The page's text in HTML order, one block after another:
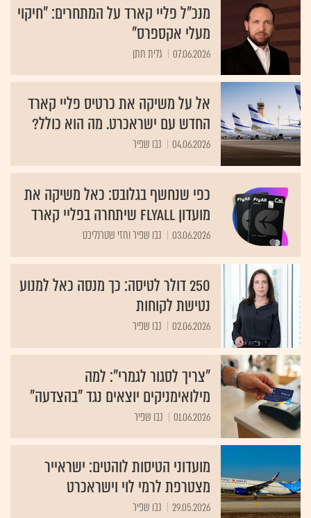
מנכ"ל פליי קארד על המתחרים: "חיקוי
מעלי אקספרס"
07.06.2026 גלית חתן
אל על משיקה את כרטיס פליי קארד
החדש עם ישראכרט. מה הוא כולל?
04.06.2026 נבו שפיר
כפי שנחשף בגלובס: כאל משיקה את
מועדון FlyAll שיתחרה בפליי קארד
03.06.2026 נבו שפיר וחזי שטרנליכט
250 דולר לטיסה: כך מנסה כאל למנוע
נטישת לקוחות
02.06.2026 נבו שפיר
"צריך לסגור לגמרי": למה
מילואימניקים יוצאים נגד "בהצדעה"
01.06.2026 נבו שפיר
מועדוני הטיסות לוהטים: ישראייר
מצטרפת לרמי לוי וישראכרט
29.05.2026 נבו שפיר